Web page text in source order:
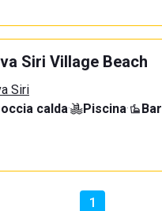
Siri Village Beach
Siri
calda· Piscina· Bar
1